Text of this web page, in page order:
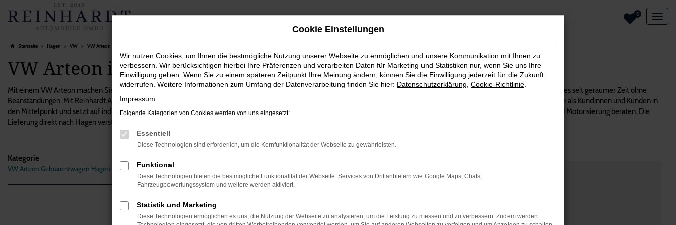
Zum
Hauptinhalt
0
Startseite Hagen VW VW Arteon in Hagen – ein Fahrzeug, das sich lohnt
VW Arteon in Hagen – ein Fahrzeug, das sich lohnt
Mit einem VW Arteon machen Sie alles richtig und steigen in das perfekte Fahrzeug für Hagen und Umgebung. Wir sind voll und ganz von diesem Modell überzeugt und verkaufen es seit geraumer Zeit ohne
Beanstandungen. Mit Reinhardt Automobile setzen Sie auf einen unabhängigen Autohändler mit Fokus auf erstklassigen Gebrauchtfahrzeugen. Unsere Firmenphilosophie stellt Sie als Kundinnen und Kunden in
den Mittelpunkt und setzt auf individuellen Service. Das gilt auch für die vielen VW Arteon in unserem Sortiment, bei denen wir Sie gerne zum passenden Baujahr, Ausstattung und Motorisierung beraten. Die
Lieferung direkt nach Hagen versteht sich natürlich von selbst, ebenso wie die Finanzierung und die Inzahlungnahme Ihres aktuellen Gebrauchten. Alles aus einer Hand.
Kategorie
VW Arteon Gebrauchtwagen Hagen Fehler: Network Error
Hier sind ein paar Tipps, die dir helfen können:
Cookie Einstellungen
Wir nutzen Cookies, um Ihnen die bestmögliche Nutzung unserer Webseite zu ermöglichen und unsere Kommunikation mit Ihnen zu
verbessern. Wir berücksichtigen hierbei Ihre Präferenzen und verarbeiten Daten für Marketing und Statistiken nur, wenn Sie uns Ihre
Einwilligung geben. Wenn Sie zu einem späteren Zeitpunkt Ihre Meinung ändern, können Sie die Einwilligung jederzeit für die Zukunft
widerrufen. Weitere Informationen zum Umfang der Datenverarbeitung finden Sie hier: Datenschutzerklärung Cookie-Richtlinie
Impressum
Folgende Kategorien von Cookies werden von uns eingesetzt:
Essentiell
Diese Technologien sind erforderlich, um die Kernfunktionalität der Webseite zu gewährleisten.
Funktional
Diese Technologien bieten die bestmögliche Funktionalität der Webseite. Services von Drittanbietern wie Google Maps, Chats,
Fahrzeugbewertungssystem und weitere werden aktiviert.
Statistik und Marketing
Diese Technologien ermöglichen es uns, die Nutzung der Webseite zu analysieren, um die Leistung zu messen und zu verbessern. Zudem werden